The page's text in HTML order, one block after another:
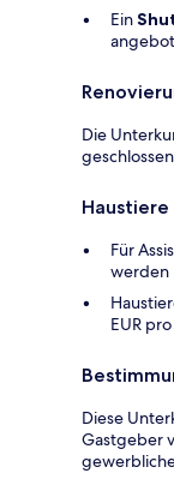
Ein
Die
Haustiere
Für
werden
EUR
Diese
Gastgeber